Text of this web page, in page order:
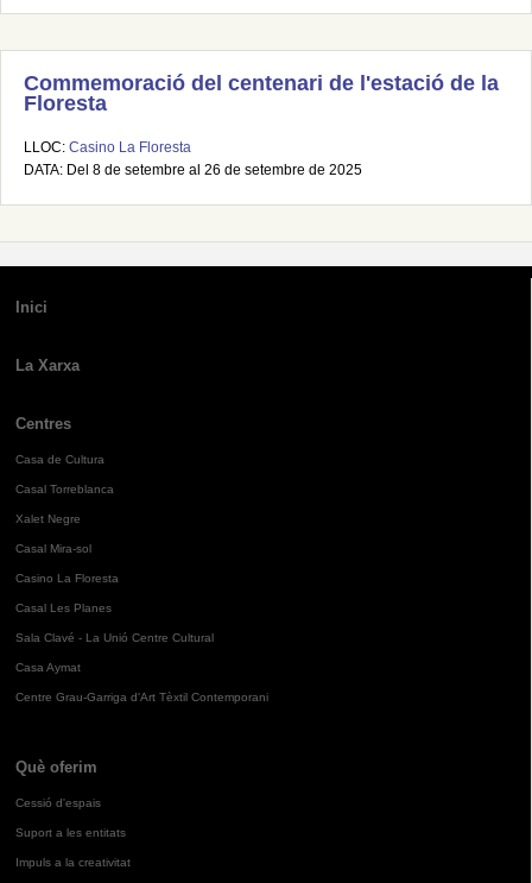
Commemoració del centenari de l'estació de la
Floresta
LLOC: Casino La Floresta
DATA: Del 8 de setembre al 26 de setembre de 2025
Inici
La Xarxa
Centres
Casa de Cultura
Casal Torreblanca
Xalet Negre
Casal Mira-sol
Casino La Floresta
Casal Les Planes
Sala Clavé - La Unió Centre Cultural
Casa Aymat
Centre Grau-Garriga d'Art Tèxtil Contemporani
Què oferim
Cessió d'espais
Suport a les entitats
Impuls a la creativitat